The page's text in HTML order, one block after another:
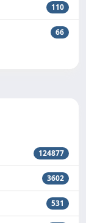
110
66
124877
3602
531